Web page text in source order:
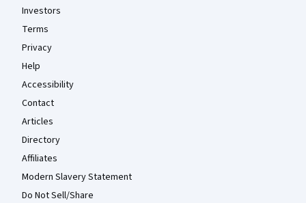
Investors
Terms
Privacy
Help
Accessibility
Contact
Articles
Directory
Affiliates
Modern Slavery Statement
Do Not Sell/Share